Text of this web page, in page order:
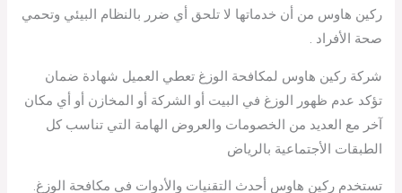
ركين هاوس من أن خدماتها لا تلحق أي ضرر بالنظام البيئي وتحمي
صحة الأفراد .
شركة ركين هاوس لمكافحة الوزغ تعطي العميل شهادة ضمان
تؤكد عدم ظهور الوزغ في البيت أو الشركة أو المخازن أو أي مكان
آخر مع العديد من الخصومات والعروض الهامة التي تناسب كل
الطبقات الأجتماعية بالرياض
تستخدم ركين هاوس أحدث التقنيات والأدوات في مكافحة الوزغ.